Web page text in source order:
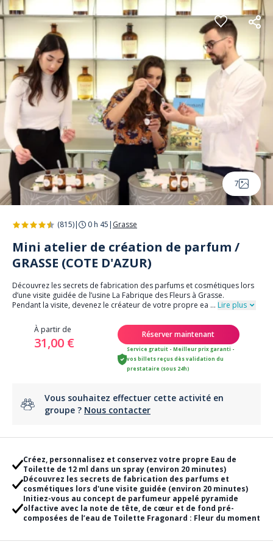
Panneau de gestion des cookies
7
(815)| 0 h 45 | Grasse
Mini atelier de création de parfum /
GRASSE (COTE D'AZUR)
Découvrez les secrets de fabrication des parfums et cosmétiques lors
d’une visite guidée de l’usine La Fabrique des Fleurs à Grasse.
Pendant la visite, devenez le créateur de votre propre ea ... Lire plus
À partir de
31,00 €
Réserver maintenant
Service gratuit - Meilleur prix garanti -
vos billets reçus dès validation du
prestataire (sous 24h)
Vous souhaitez effectuer cette activité en
groupe ? Nous contacter
Créez, personnalisez et conservez votre propre Eau de
Toilette de 12 ml dans un spray (environ 20 minutes)
Découvrez les secrets de fabrication des parfums et
cosmétiques lors d'une visite guidée (environ 20 minutes)
Initiez-vous au concept de parfumeur appelé pyramide
olfactive avec la note de tête, de cœur et de fond pré-
composées de l’eau de Toilette Fragonard : Fleur du moment